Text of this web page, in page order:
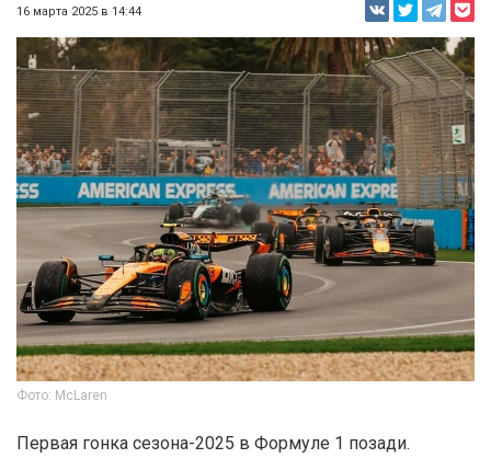
16 марта 2025 в 14:44
Фото: McLaren
Первая гонка сезона-2025 в Формуле 1 позади.